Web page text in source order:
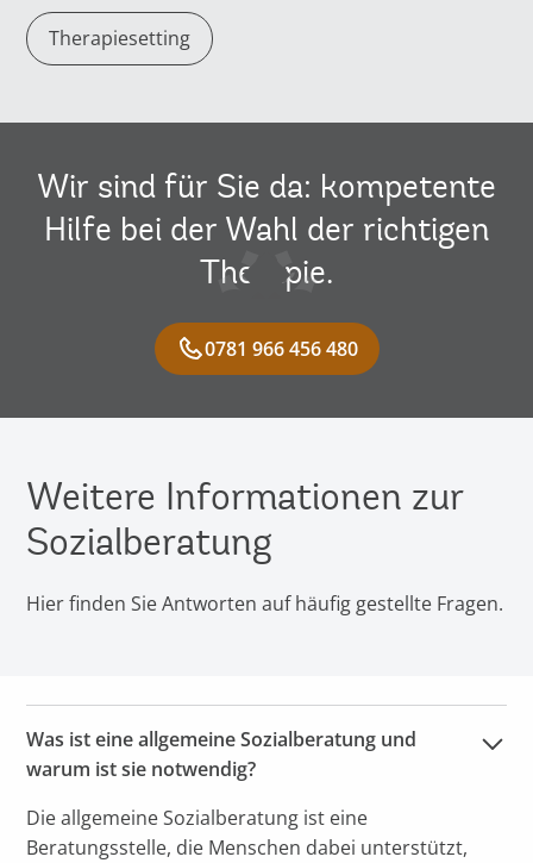
Therapiesetting
Wir sind für Sie da: kompetente
Hilfe bei der Wahl der richtigen
Therapie.
0781 966 456 480
Weitere Informationen zur
Sozialberatung
Hier finden Sie Antworten auf häufig gestellte Fragen.
Was ist eine allgemeine Sozialberatung und
warum ist sie notwendig?
Die allgemeine Sozialberatung ist eine
Beratungsstelle, die Menschen dabei unterstützt,